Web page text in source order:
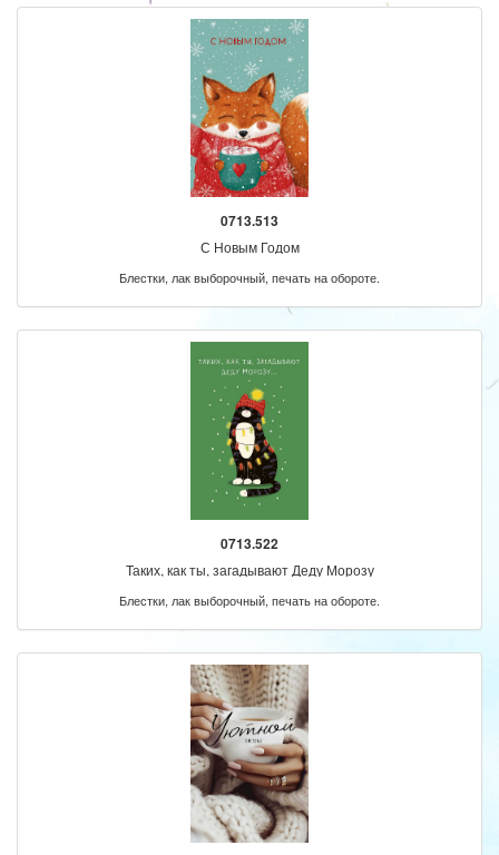
0713.513
С Новым Годом
Блестки, лак выборочный, печать на обороте.
0713.522
Таких, как ты, загадывают Деду Морозу
Блестки, лак выборочный, печать на обороте.